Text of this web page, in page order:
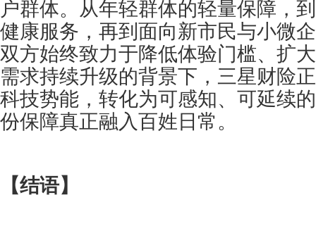
户群体。从年轻群体的轻量保障，
健康服务，再到面向新市民与小微
双方始终致力于降低体验门槛、扩
需求持续升级的背景下，三星财险
科技势能，转化为可感知、可延续
份保障真正融入百姓日常。
【结语】